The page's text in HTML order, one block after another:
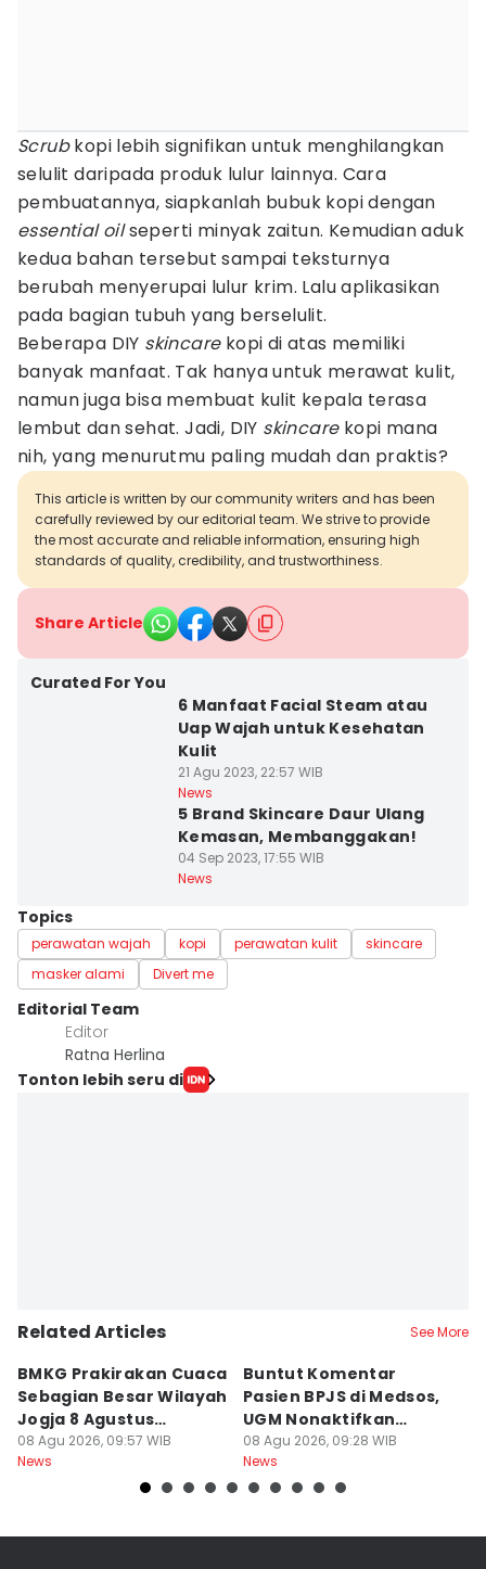
Scrubkopi lebih signifikan untuk menghilangkan
selulit daripada produk lulur lainnya. Cara
pembuatannya, siapkanlah bubuk kopi dengan
essential oilseperti minyak zaitun. Kemudian aduk
kedua bahan tersebut sampai teksturnya
berubah menyerupai lulur krim. Lalu aplikasikan
pada bagian tubuh yang berselulit.
Beberapa DIY skincarekopi di atas memiliki
banyak manfaat. Tak hanya untuk merawat kulit,
namun juga bisa membuat kulit kepala terasa
lembut dan sehat. Jadi, DIY skincarekopi mana
nih, yang menurutmu paling mudah dan praktis?
This article is written by our community writers and has been
carefully reviewed by our editorial team. We strive to provide
the most accurate and reliable information, ensuring high
standards of quality, credibility, and trustworthiness.
Share Article
Curated For You
6 Manfaat Facial Steam atau
Uap Wajah untuk Kesehatan
Kulit
21 Agu 2023, 22:57 WIB
News
5 Brand Skincare Daur Ulang
Kemasan, Membanggakan!
04 Sep 2023, 17:55 WIB
News
Topics
perawatan wajah kopi perawatan kulit
skincare
masker alami
Divert me
Editorial Team
Editor
Ratna Herlina
Tonton lebih seru di
Related Articles See More
BMKG Prakirakan Cuaca
Sebagian Besar Wilayah
Jogja 8 Agustus
Berawan
08 Agu 2026, 09:57 WIB
News
Buntut Komentar
Pasien BPJS di Medsos,
UGM Nonaktifkan
Dokter PPDS
08 Agu 2026, 09:28 WIB
News